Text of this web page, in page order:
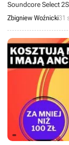
Soundcore Select
całe miesiące na
Zbigniew Woźnicki31